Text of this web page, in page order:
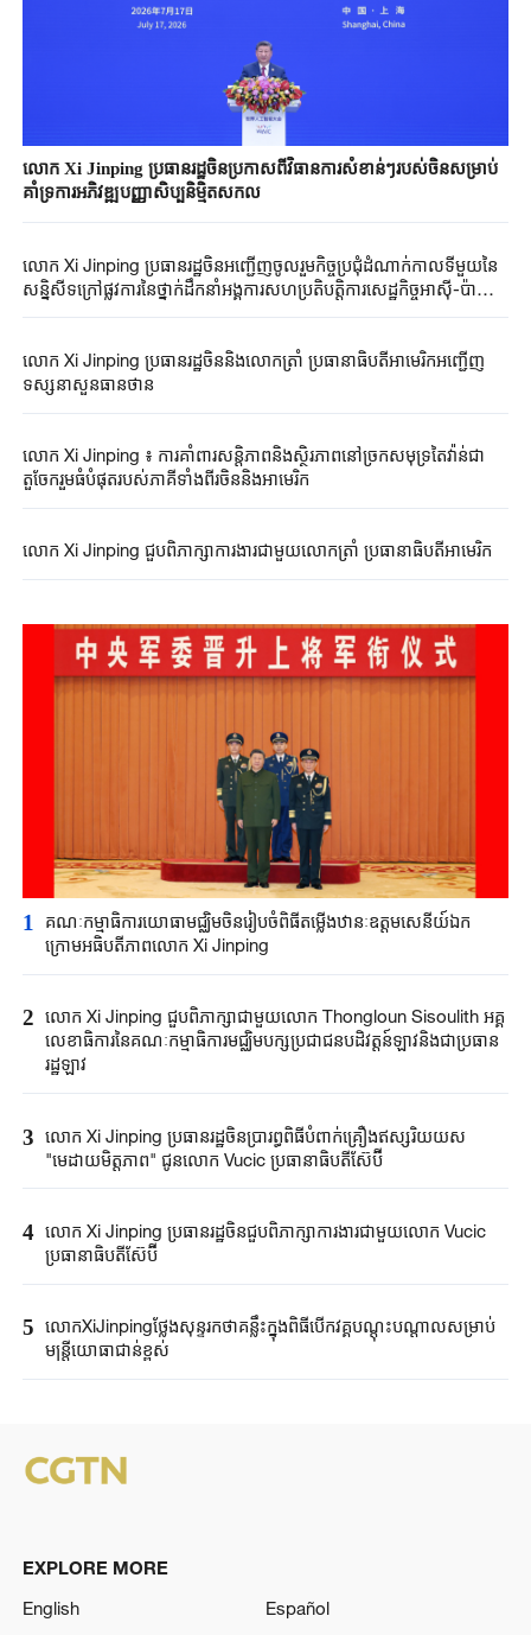
លោក Xi ​Jinping ​ប្រធានរដ្ឋចិន​ប្រកាសពី​វិធានការ​សំខាន់ៗ​របស់ចិន​សម្រាប់
គាំទ្រ​ការអភិវឌ្ឍ​បញ្ញាសិប្បនិមិ្មត​សកល​
លោក Xi ​Jinping ​ប្រធានរដ្ឋចិន​អញ្ជើញចូលរួម​កិច្ចប្រជុំ​ដំណាក់កាលទីមួយនៃ
សន្និសីទ​ក្រៅ​ផ្លូវការនៃ​ថ្នាក់ដឹកនាំអង្គការសហប្រតិបត្តិការសេដ្ឋកិច្ចអាស៊ី-ប៉ា
លោក Xi ​Jinping ​ប្រធានរដ្ឋចិន​និងលោកត្រាំ ​ប្រធានាធិបតី​អាមេរិក​​អញ្ជើញ​​​
ទស្សនា​សួនធានថាន​
លោក Xi ​Jinping ​៖ ការគាំពារ​សន្តិភាពនិង​ស្ថិរភាពនៅ​ច្រកសមុទ្រ​តៃវ៉ាន់ជា​
តួចែករួម​ធំបំផុត​របស់​ភាគីទាំងពីរ​ចិននិងអាមេរិក​
លោក Xi ​Jinping ​ជួបពិភាក្សា​ការងារ​ជាមួយ​លោកត្រាំ ​ប្រធានាធិបតី​អាមេរិក​​
1
គណៈកម្មាធិការយោធាមជ្ឈិម​ចិន​រៀបចំ​ពិធី​តម្លើងឋានៈឧត្តមសេនីយ៍ឯក
ក្រោម​អធិបតី​ភាព​លោក​ Xi Jinping
2 លោក Xi Jinping ជួបពិភាក្សាជាមួយលោក Thongloun Sisoulith អគ្គ
លេខាធិការនៃគណៈកម្មាធិការមជ្ឈិមបក្សប្រជាជនបដិវត្តន៍ឡាវនិងជាប្រធាន
រដ្ឋឡាវ
3 លោក Xi Jinping ប្រធានរដ្ឋចិនប្រារព្ធពិធីបំពាក់​គ្រឿង​ឥស្សរិយយស
"មេដាយមិត្តភាព" ជូនលោក Vucic ប្រធានាធិបតីស៊ែប៊ី
4 លោក Xi Jinping ប្រធានរដ្ឋចិនជួបពិភាក្សាការងារជាមួយលោក Vucic
ប្រធានាធិបតីស៊ែប៊ី
5 លោកXiJinpingថ្លែងសុន្ទរកថាគន្លឹះក្នុងពិធីបើកវគ្គបណ្តុះបណ្តាលសម្រាប់
មន្ត្រីយោធាជាន់ខ្ពស់
EXPLORE MORE
English
Español